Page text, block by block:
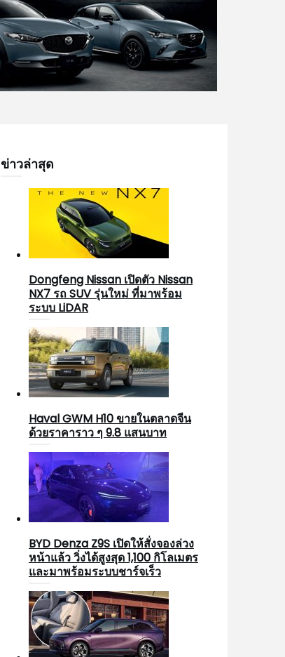
ข่าวล่าสุด
Dongfeng Nissan เปิดตัว Nissan
NX7 รถ SUV รุ่นใหม่ ที่มาพร้อม
ระบบ LiDAR
Haval GWM H10 ขายในตลาดจีน
ด้วยราคาราว ๆ 9.8 แสนบาท
BYD Denza Z9S เปิดให้สั่งจองล่วง
หน้าแล้ว วิ่งได้สูงสุด 1,100 กิโลเมตร
และมาพร้อมระบบชาร์จเร็ว